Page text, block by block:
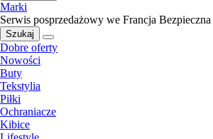
Marki
Serwis posprzedażowy we Francja Bezpieczna
Szukaj
Dobre oferty
Nowości
Buty
Tekstylia
Piłki
Ochraniacze
Kibice